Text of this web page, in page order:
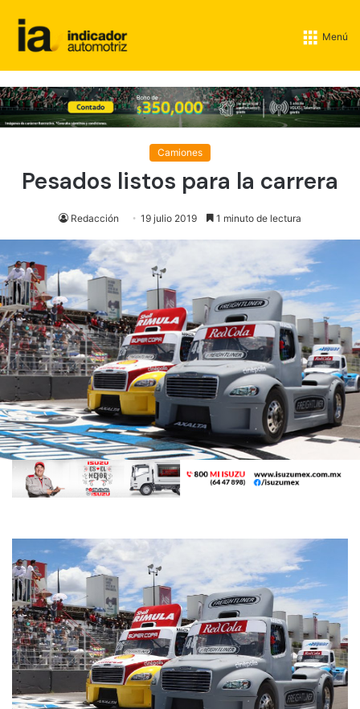
Menú
Camiones
Pesados listos para la carrera
Redacción 19 julio 2019 1 minuto de lectura